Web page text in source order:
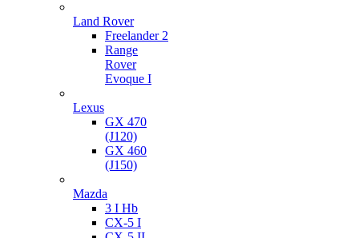
Land Rover
Freelander 2
Range
Rover
Evoque I
Lexus
GX 470
(J120)
GX 460
(J150)
Mazda
3 I Hb
CX-5 I